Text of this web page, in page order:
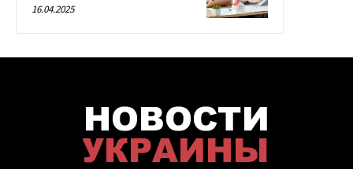
16.04.2025